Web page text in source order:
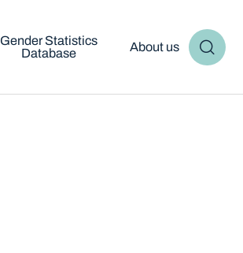
Gender Statistics
Database
About us